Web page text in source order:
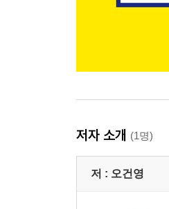
저자 소개 (1명)
저 : 오건영